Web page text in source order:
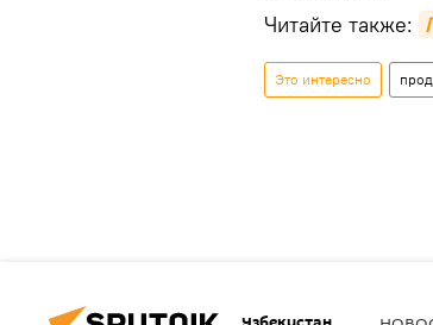
Читайте также:
Это интересно